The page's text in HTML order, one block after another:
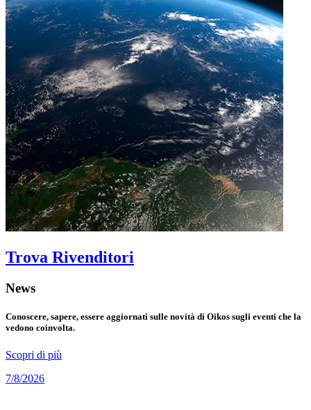
Trova Rivenditori
News
Conoscere, sapere, essere aggiornati sulle novità di Oikos sugli eventi che la
vedono coinvolta.
Scopri di più
7/8/2026